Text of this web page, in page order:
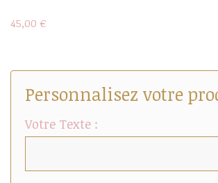
45,00 €
Personnalisez votre
Votre Texte :